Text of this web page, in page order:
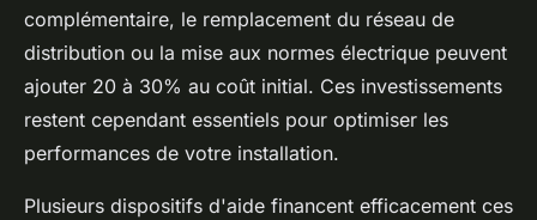
complémentaire, le remplacement du réseau de
distribution ou la mise aux normes électrique peuvent
ajouter 20 à 30% au coût initial. Ces investissements
restent cependant essentiels pour optimiser les
performances de votre installation.
Plusieurs dispositifs d'aide financent efficacement ces